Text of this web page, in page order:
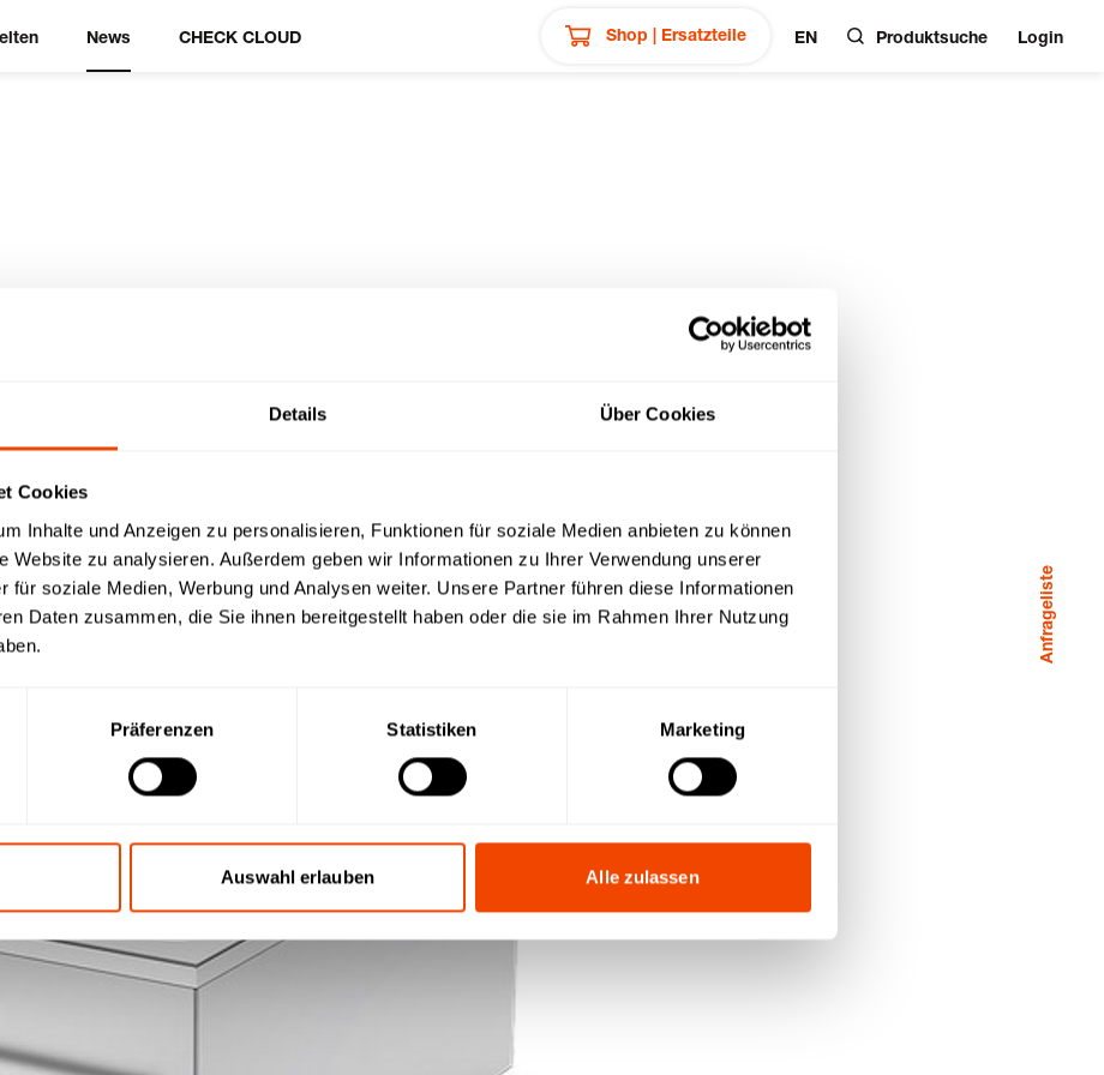
Details Über Cookies
Cookies
Inhalte und Anzeigen zu personalisieren, Funktionen für soziale Medien anbieten zu können
Website zu analysieren. Außerdem geben wir Informationen zu Ihrer Verwendung unserer
für soziale Medien, Werbung und Analysen weiter. Unsere Partner führen diese Informationen
Daten zusammen, die Sie ihnen bereitgestellt haben oder die sie im Rahmen Ihrer Nutzung
Präferenzen Statistiken Marketing
Auswahl erlauben Alle zulassen
News CHECK CLOUD Shop | Ersatzteile EN Produktsuche Login
Service Videos
Anfrageliste